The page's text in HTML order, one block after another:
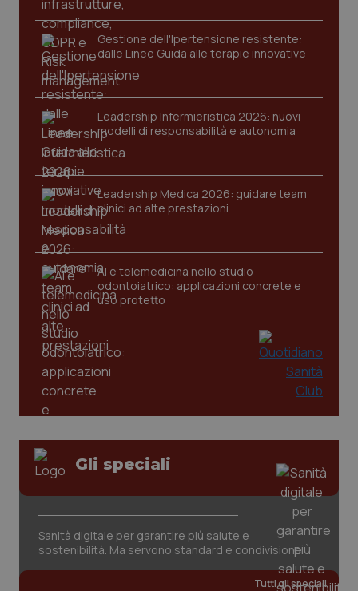
Gestione dell'Ipertensione resistente:
dalle Linee Guida alle terapie innovative
Leadership Infermieristica 2026: nuovi
modelli di responsabilità e autonomia
Leadership Medica 2026: guidare team
clinici ad alte prestazioni
AI e telemedicina nello studio
odontoiatrico: applicazioni concrete e
uso protetto
Gli speciali
Sanità digitale per garantire più salute e
sostenibilità. Ma servono standard e condivisione
Tutti gli speciali
funzionare correttamente senza questi cookie.
Nome
Fornitore/ Dominio
VISITOR_PRIVACY_METADATA
YouTube
CookieScriptConsent
www.quotidianosanita.it
tracking-sites-ironfish-
www.quotidianosanita.it